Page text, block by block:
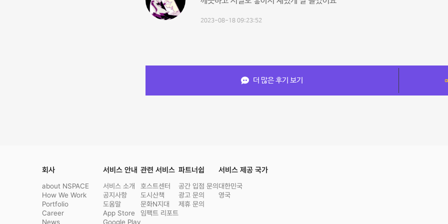
2023-08-18 09:23:52
더 많은 후기 보기
회사
about NSPACE
How We Work
Portfolio
Career
News
서비스 안내
서비스 소개
공지사항
도움말
App Store
Google Play
관련 서비스
호스트센터
도시산책
문화N지대
임팩트 리포트
파트너쉽
공간 입점 문의
광고 문의
제휴 문의
서비스 제공 국가
대한민국
영국